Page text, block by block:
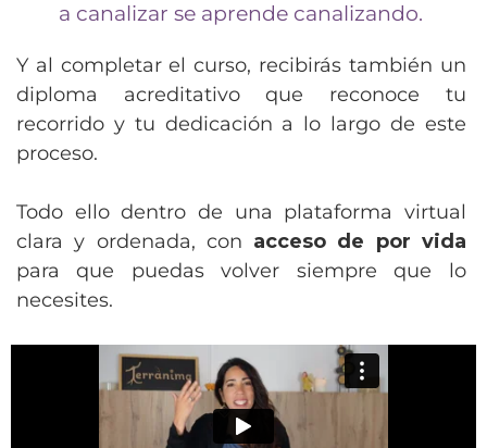
a canalizar se aprende canalizando.
Y al completar el curso, recibirás también un
diploma acreditativo que reconoce tu
recorrido y tu dedicación a lo largo de este
proceso.
Todo ello dentro de una plataforma virtual
clara y ordenada, con acceso de por vida
para que puedas volver siempre que lo
necesites.